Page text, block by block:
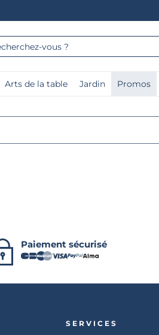
vous ?
Arts de la table Jardin Promos
Paiement sécurisé
SERVICES